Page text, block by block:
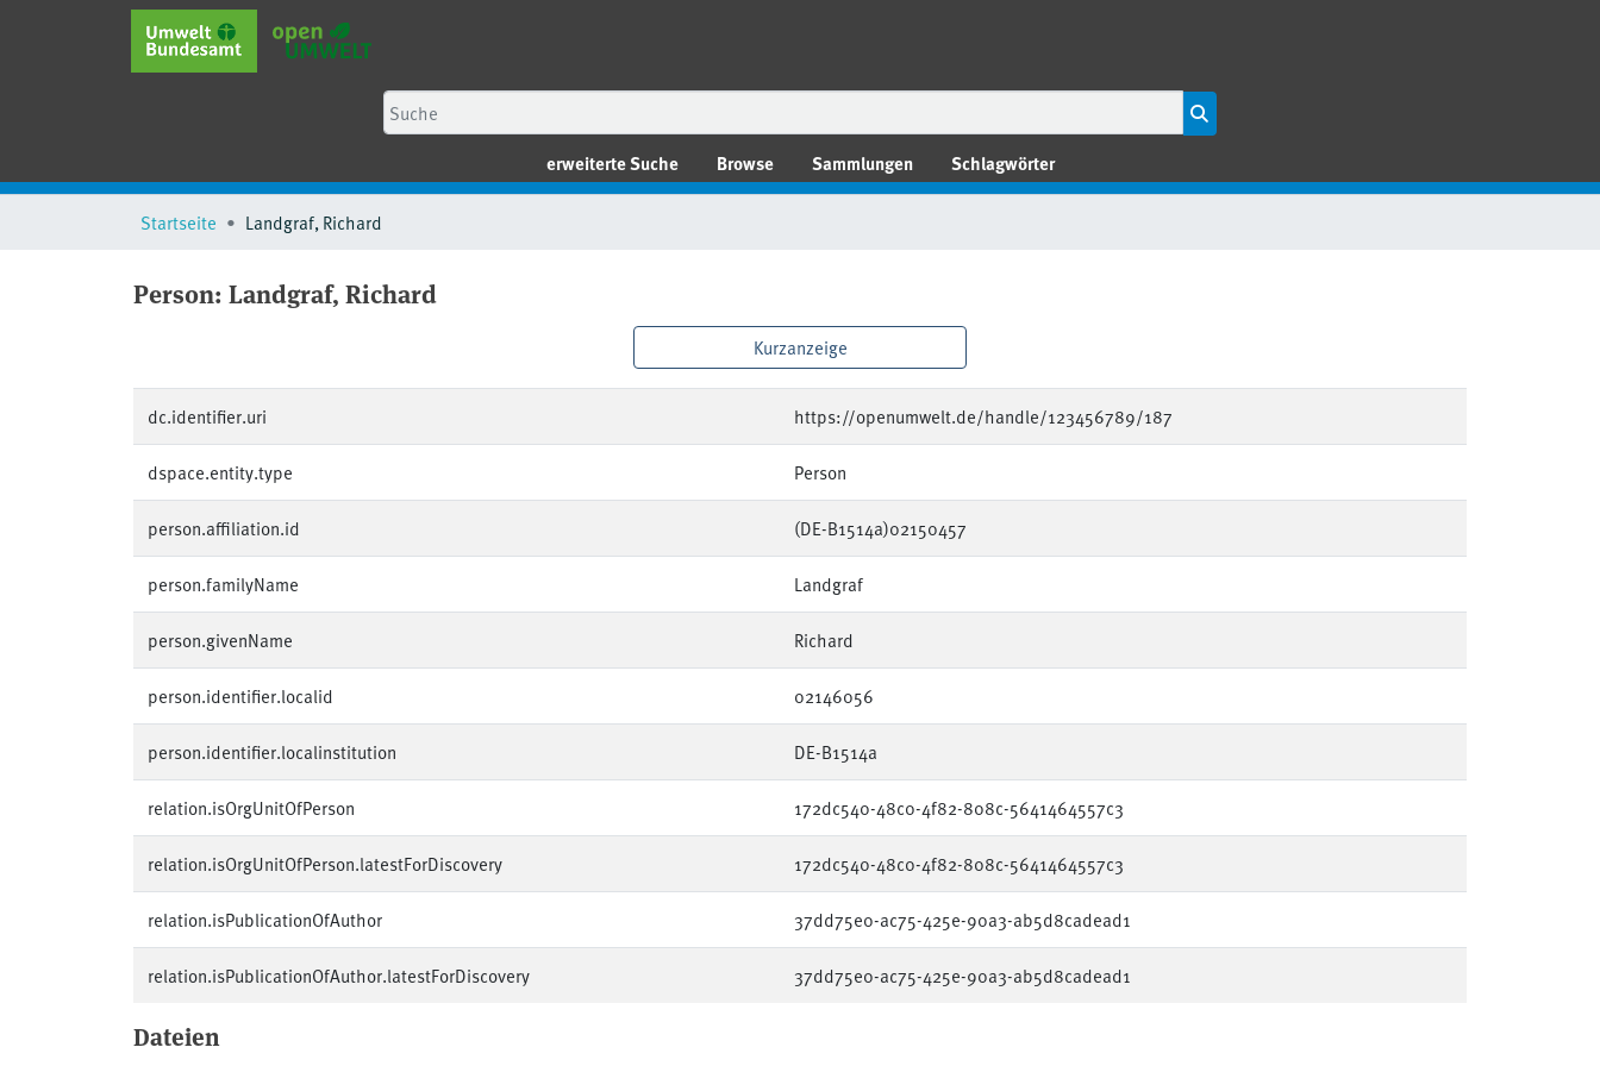
erweiterte Suche Browse Sammlungen Schlagwörter
Startseite Landgraf, Richard
Person: Landgraf, Richard
Kurzanzeige
dc.identifier.uri https://openumwelt.de/handle/123456789/187
dspace.entity.type Person
person.affiliation.id (DE-B1514a)02150457
person.familyName Landgraf
person.givenName Richard
person.identifier.localid 02146056
person.identifier.localinstitution DE-B1514a
relation.isOrgUnitOfPerson 172dc540-48c0-4f82-808c-5641464557c3
relation.isOrgUnitOfPerson.latestForDiscovery 172dc540-48c0-4f82-808c-5641464557c3
relation.isPublicationOfAuthor 37dd75e0-ac75-425e-90a3-ab5d8cadead1
relation.isPublicationOfAuthor.latestForDiscovery 37dd75e0-ac75-425e-90a3-ab5d8cadead1
Dateien